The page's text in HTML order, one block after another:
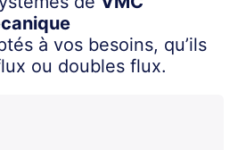
à vos besoins, qu’ils
ou doubles flux.